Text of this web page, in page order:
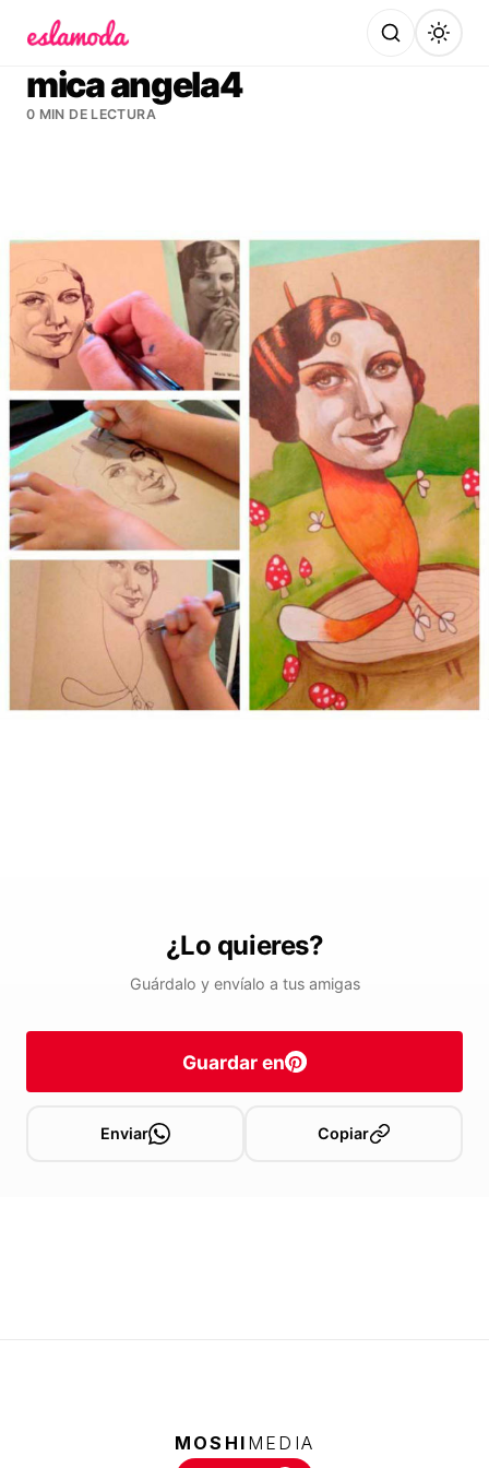
mica angela4
0 MIN DE LECTURA
¿Lo quieres?
Guárdalo y envíalo a tus amigas
Guardar en
Enviar Copiar
MOSHI MEDIA